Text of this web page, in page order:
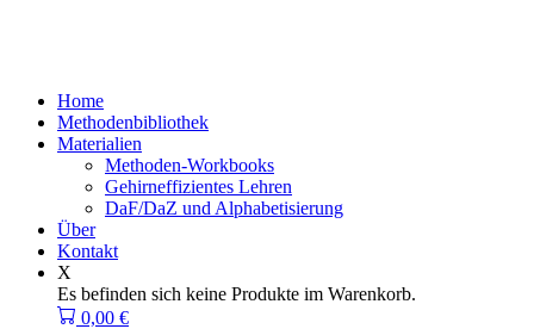
Home
Methodenbibliothek
Materialien
Methoden-Workbooks
Gehirneffizientes Lehren
DaF/DaZ und Alphabetisierung
Über
Kontakt
X
Es befinden sich keine Produkte im Warenkorb.
0,00 €